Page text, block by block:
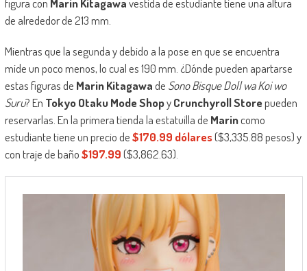
figura con Marin Kitagawavestida de estudiante tiene una altura
de alrededor de 213 mm.
Mientras que la segunda y debido a la pose en que se encuentra
mide un poco menos, lo cual es 190 mm. ¿Dónde pueden apartarse
estas figuras de Marin Kitagawade Sono Bisque Doll wa Koi wo
Suru? En Tokyo Otaku Mode ShopyCrunchyroll Storepueden
reservarlas. En la primera tienda la estatuilla de Marincomo
estudiante tiene un precio de$170.99 dólares($3,335.88 pesos) y
con traje de baño$197.99($3,862.63).